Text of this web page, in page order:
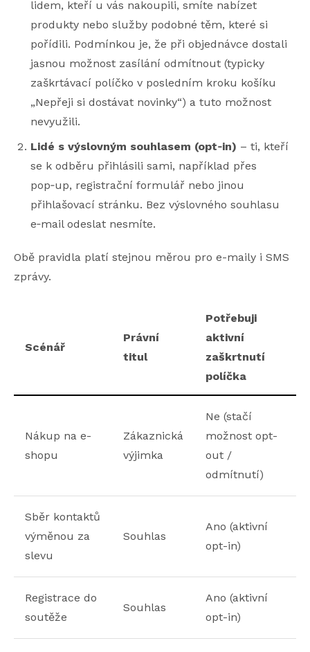
lidem, kteří u vás nakoupili, smíte nabízet
produkty nebo služby podobné těm, které si
pořídili. Podmínkou je, že při objednávce dostali
jasnou možnost zasílání odmítnout (typicky
zaškrtávací políčko v posledním kroku košíku
„Nepřeji si dostávat novinky“) a tuto možnost
nevyužili.
Lidé s výslovným souhlasem (opt‑in) – ti, kteří
se k odběru přihlásili sami, například přes
pop‑up, registrační formulář nebo jinou
přihlašovací stránku. Bez výslovného souhlasu
e‑mail odeslat nesmíte.
Obě pravidla platí stejnou měrou pro e-maily i SMS
zprávy.
Scénář
Právní
titul
Potřebuji
aktivní
zaškrtnutí
políčka
Nákup na e-
shopu
Zákaznická
výjimka
Ne (stačí
možnost opt-
out /
odmítnutí)
Sběr kontaktů
výměnou za
slevu
Souhlas
Ano (aktivní
opt-in)
Registrace do
soutěže
Souhlas
Ano (aktivní
opt-in)